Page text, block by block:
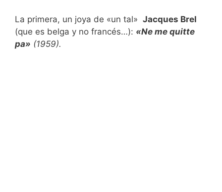
La primera, un joya de «un tal» Jacques Brel
(que es belga y no francés…): «Ne me quitte
pa» (1959).